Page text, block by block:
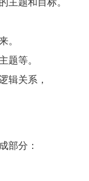
。
题等。
辑关系，
部分：